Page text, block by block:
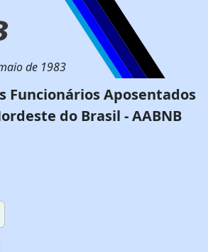
de 1983
Funcionários Aposentados
do Brasil - AABNB